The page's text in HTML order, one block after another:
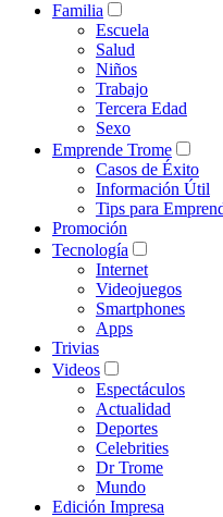
Familia
Escuela
Salud
Niños
Trabajo
Tercera Edad
Sexo
Emprende Trome
Casos de Éxito
Información Útil
Tips para
Promoción
Tecnología
Internet
Videojuegos
Smartphones
Apps
Trivias
Videos
Espectáculos
Actualidad
Deportes
Celebrities
Dr Trome
Mundo
Edición Impresa